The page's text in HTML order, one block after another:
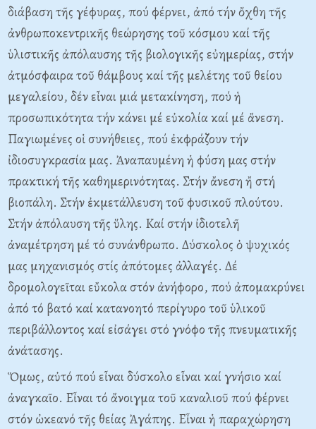
διάβαση τῆς γέφυρας, πού φέρνει, ἀπό τήν ὄχθη τῆς
ἀνθρωποκεντρικῆς θεώρησης τοῦ κόσμου καί τῆς
ὑλιστικῆς ἀπόλαυσης τῆς βιολογικῆς εὐημερίας, στήν
ἀτμόσφαιρα τοῦ θάμβους καί τῆς μελέτης τοῦ θείου
μεγαλείου, δέν εἶναι μιά μετακίνηση, πού ἡ
προσωπικότητα τήν κάνει μέ εὐκολία καί μέ ἄνεση.
Παγιωμένες οἱ συνήθειες, πού ἐκφράζουν τήν
ἰδιοσυγκρασία μας. Ἀναπαυμένη ἡ φύση μας στήν
πρακτική τῆς καθημερινότητας. Στήν ἄνεση ἤ στή
βιοπάλη. Στήν ἐκμετάλλευση τοῦ φυσικοῦ πλούτου.
Στήν ἀπόλαυση τῆς ὕλης. Kαί στήν ἰδιοτελῆ
ἀναμέτρηση μέ τό συνάνθρωπο. Δύσκολος ὁ ψυχικός
μας μηχανισμός στίς ἀπότομες ἀλλαγές. Δέ
δρομολογεῖται εὔκολα στόν ἀνήφορο, πού ἀπομακρύνει
ἀπό τό βατό καί κατανοητό περίγυρο τοῦ ὑλικοῦ
περιβάλλοντος καί εἰσάγει στό γνόφο τῆς πνευματικῆς
ἀνάτασης.
Ὅμως, αὐτό πού εἶναι δύσκολο εἶναι καί γνήσιο καί
ἀναγκαῖο. Eἶναι τό ἄνοιγμα τοῦ καναλιοῦ πού φέρνει
στόν ὠκεανό τῆς θείας Ἀγάπης. Eἶναι ἡ παραχώ­ρηση